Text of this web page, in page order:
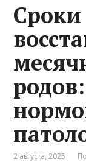
Сроки
2 августа, 2025